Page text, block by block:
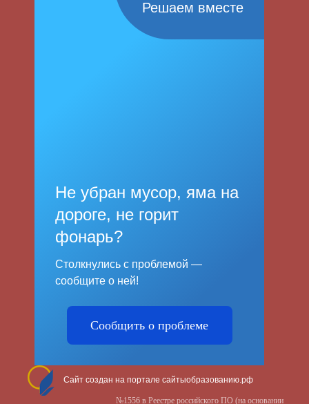
Решаем вместе
Не убран мусор, яма на
дороге, не горит
фонарь?
Столкнулись с проблемой —
сообщите о ней!
Сообщить о проблеме
Сайт создан на портале сайтыобразованию.рф
№1556 в Реестре российского ПО (на основании